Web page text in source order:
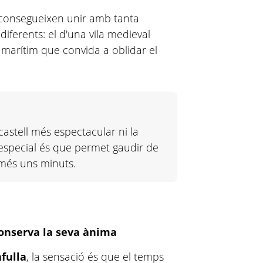
unir amb tanta
el d'una vila medieval
que convida a oblidar el
més espectacular ni la
és que permet gaudir de
uns minuts.
la seva ànima
, la sensació és que el temps